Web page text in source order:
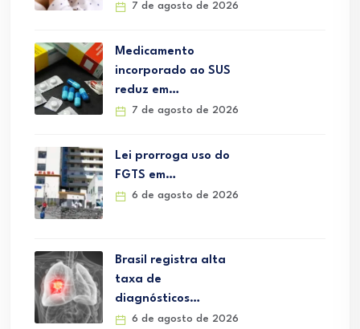
7 de agosto de 2026
Medicamento
incorporado ao SUS
reduz em…
7 de agosto de 2026
Lei prorroga uso do
FGTS em…
6 de agosto de 2026
Brasil registra alta
taxa de
diagnósticos…
6 de agosto de 2026